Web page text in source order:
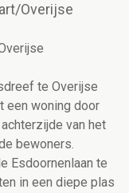
Overijse
te Overijse
een woning door
van het
bewoners.
Esdoornenlaan te
in een diepe plas